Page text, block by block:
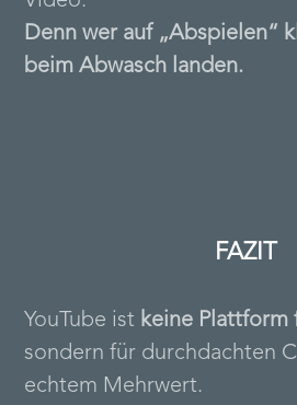
Denn wer auf „Abspielen“
beim Abwasch landen.
FAZIT
YouTube ist keine Plattform
sondern für durchdachten
echtem Mehrwert.